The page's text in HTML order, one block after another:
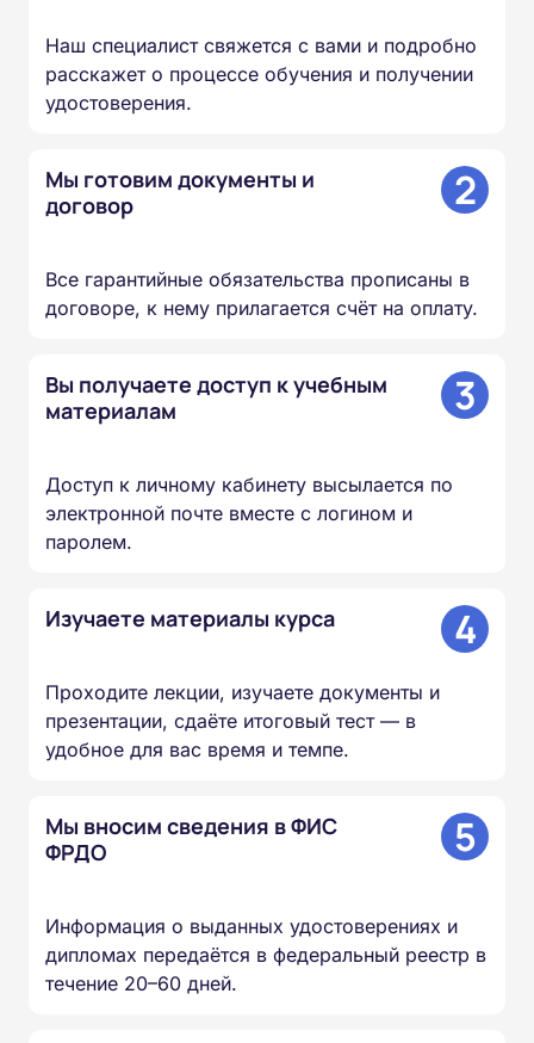
Наш специалист свяжется с вами и подробно
расскажет о процессе обучения и получении
удостоверения.
Мы готовим документы и
договор
2
Все гарантийные обязательства прописаны в
договоре, к нему прилагается счёт на оплату.
Вы получаете доступ к учебным
материалам
3
Доступ к личному кабинету высылается по
электронной почте вместе с логином и
паролем.
Изучаете материалы курса 4
Проходите лекции, изучаете документы и
презентации, сдаёте итоговый тест — в
удобное для вас время и темпе.
Мы вносим сведения в ФИС
ФРДО
5
Информация о выданных удостоверениях и
дипломах передаётся в федеральный реестр в
течение 20–60 дней.